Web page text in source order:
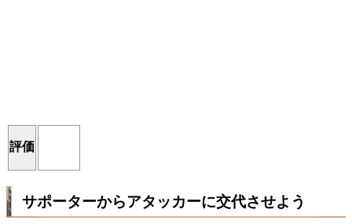
評価
サポーターからアタッカーに交代させよう